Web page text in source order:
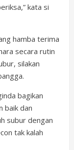
kata si
hamba terima
secara rutin
silakan
bagikan
baik dan
subur dengan
tak kalah